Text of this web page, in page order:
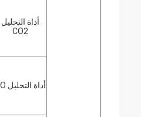
أداة التحليل
CO2
أداة التحليل CO